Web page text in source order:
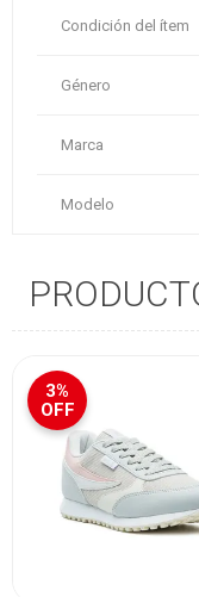
Condición del ítem
Género
Marca
Modelo
3%
OFF